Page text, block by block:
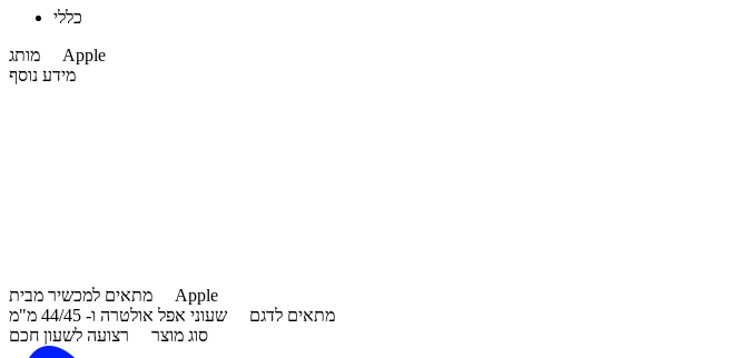
כללי
מותג Apple
מידע נוסף
מתאים למכשיר מבית Apple
מתאים לדגם שעוני אפל אולטרה ו- 44/45 מ"מ
סוג מוצר רצועה לשעון חכם